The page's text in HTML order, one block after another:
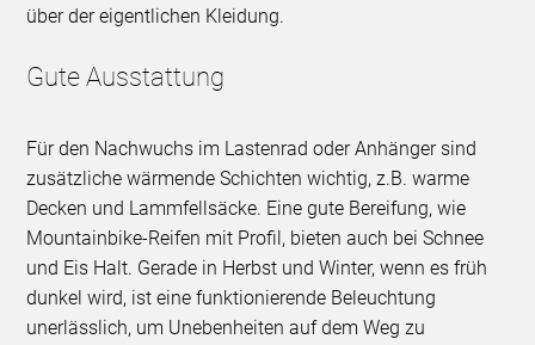
über der eigentlichen Kleidung.
Gute Ausstattung
Für den Nachwuchs im Lastenrad oder Anhänger sind
zusätzliche wärmende Schichten wichtig, z.B. warme
Decken und Lammfellsäcke. Eine gute Bereifung, wie
Mountainbike-Reifen mit Profil, bieten auch bei Schnee
und Eis Halt. Gerade in Herbst und Winter, wenn es früh
dunkel wird, ist eine funktionierende Beleuchtung
unerlässlich, um Unebenheiten auf dem Weg zu